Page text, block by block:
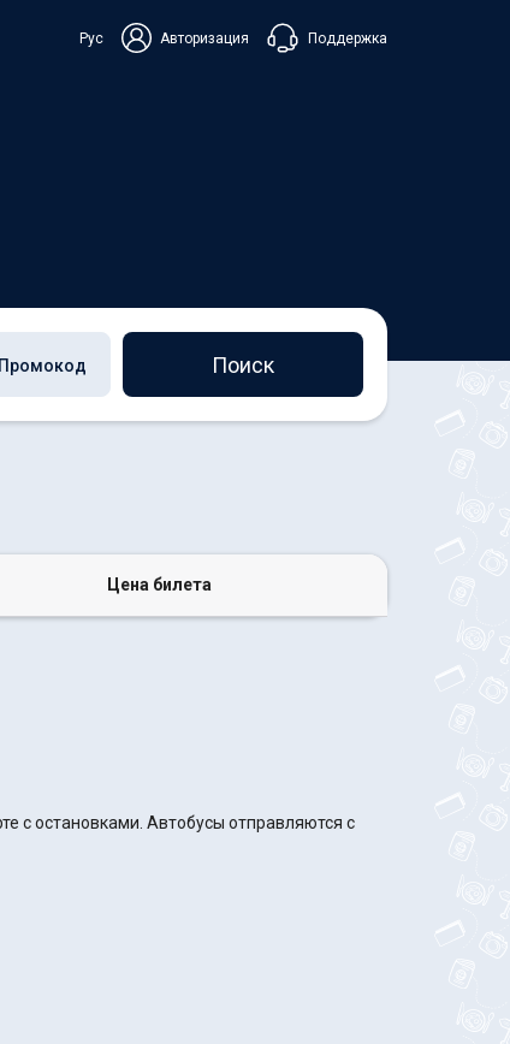
Рус Авторизация Поддержка
Чат в Messenger
Поиск
Цена билета
с остановками. Автобусы отправляются с